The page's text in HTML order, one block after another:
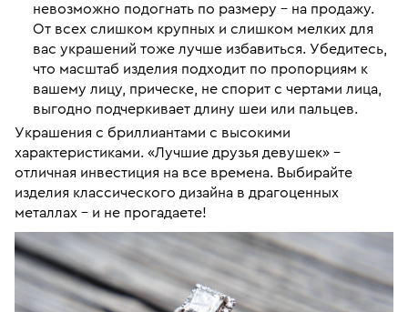
невозможно подогнать по размеру – на продажу.
От всех слишком крупных и слишком мелких для
вас украшений тоже лучше избавиться. Убедитесь,
что масштаб изделия подходит по пропорциям к
вашему лицу, прическе, не спорит с чертами лица,
выгодно подчеркивает длину шеи или пальцев.
Украшения с бриллиантами с высокими
характеристиками. «Лучшие друзья девушек» –
отличная инвестиция на все времена. Выбирайте
изделия классического дизайна в драгоценных
металлах – и не прогадаете!